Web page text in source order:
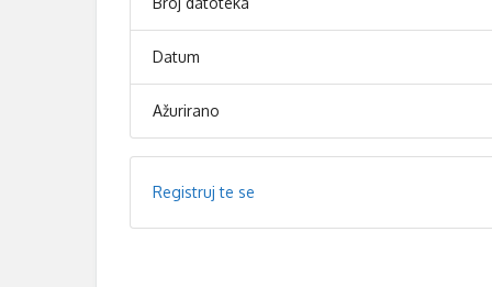
Datum
Ažurirano
Registruj te se